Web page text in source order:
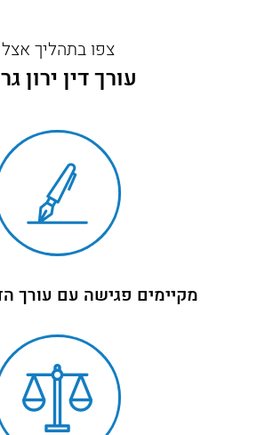
צפו בתהליך אצל
עורך דין ירון
מקיימים פגישה עם עורך